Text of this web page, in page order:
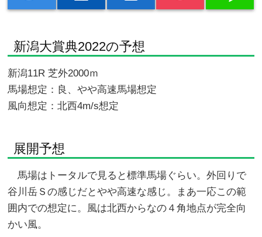
新潟大賞典2022の予想
新潟11R 芝外2000ｍ
馬場想定：良、やや高速馬場想定
風向想定：北西4m/s想定
展開予想
馬場はトータルで見ると標準馬場ぐらい。外回りで
谷川岳Ｓの感じだとやや高速な感じ。まあ一応この範
囲内での想定に。風は北西からなの４角地点が完全向
かい風。